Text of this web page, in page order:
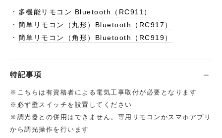
・ 多機能リモコン Bluetooth（RC911）
・ 簡単リモコン（丸形）Bluetooth（RC917）
・ 簡単リモコン（角形）Bluetooth（RC919）
特記事項
※こちらは有資格者による電気工事取付が必要となります
※必ず壁スイッチを設置してください
※調光器との併用はできません。専用リモコンかスマホアプリ
から調光操作を行います